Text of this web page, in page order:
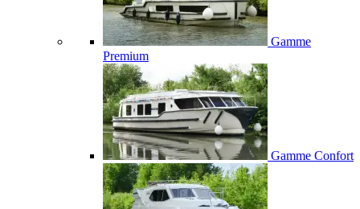
Gamme
Premium
Gamme Confort